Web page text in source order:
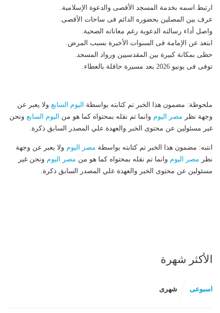
ارتبط اسمه بخدمة المسجد الأقصى والدعوة الإسلامية.
عرف بين المصلين بحضوره الدائم فى ساحات الأقصى.
واصل أداء رسالته الدعوية رغم معاناته الصحية.
ابتعد عن الإمامة فى السنوات الأخيرة بسبب المرض.
حظى بمكانة كبيرة بين المقدسيين ورواد المسجد.
توفى فى يونيو 2026 بعد مسيرة حافلة بالعطاء.
ملحوظة: مضمون هذا الخبر تم كتابته بواسطة اليوم السابع ولا يعبر عن
وجهة نظر مصر اليوم وانما تم نقله بمحتواه كما هو من اليوم السابع ونحن
غير مسئولين عن محتوى الخبر والعهدة علي المصدر السابق ذكرة.
انتبه: مضمون هذا الخبر تم كتابته بواسطة مصر اليوم ولا يعبر عن وجهة
نظر مصر اليوم وانما تم نقله بمحتواه كما هو من مصر اليوم ونحن غير
مسئولين عن محتوى الخبر والعهدة علي المصدر السابق ذكرة.
الأكثر شهرة
اسبوعى شهرى